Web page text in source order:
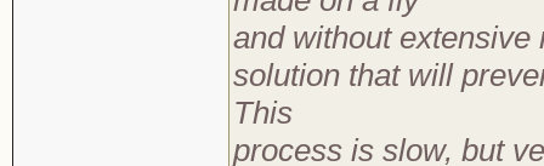
and without
solution that will
This
process is slow, but